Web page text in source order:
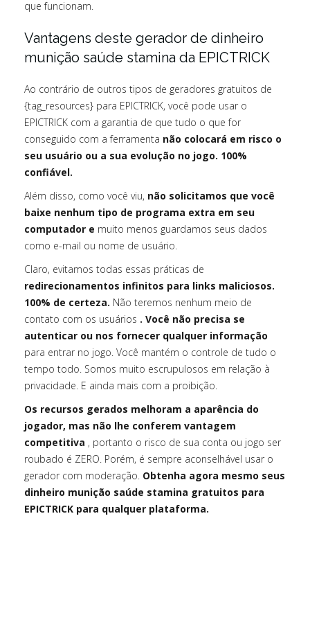
que funcionam.
Vantagens deste gerador de dinheiro
munição saúde stamina da EPICTRICK
Ao contrário de outros tipos de geradores gratuitos de
{tag_resources} para EPICTRICK, você pode usar o
EPICTRICK com a garantia de que tudo o que for
conseguido com a ferramenta não colocará em risco o
seu usuário ou a sua evolução no jogo. 100%
confiável.
Além disso, como você viu, não solicitamos que você
baixe nenhum tipo de programa extra em seu
computador e muito menos guardamos seus dados
como e-mail ou nome de usuário.
Claro, evitamos todas essas práticas de
redirecionamentos infinitos para links maliciosos.
100% de certeza. Não teremos nenhum meio de
contato com os usuários . Você não precisa se
autenticar ou nos fornecer qualquer informação
para entrar no jogo. Você mantém o controle de tudo o
tempo todo. Somos muito escrupulosos em relação à
privacidade. E ainda mais com a proibição.
Os recursos gerados melhoram a aparência do
jogador, mas não lhe conferem vantagem
competitiva , portanto o risco de sua conta ou jogo ser
roubado é ZERO. Porém, é sempre aconselhável usar o
gerador com moderação. Obtenha agora mesmo seus
dinheiro munição saúde stamina gratuitos para
EPICTRICK para qualquer plataforma.